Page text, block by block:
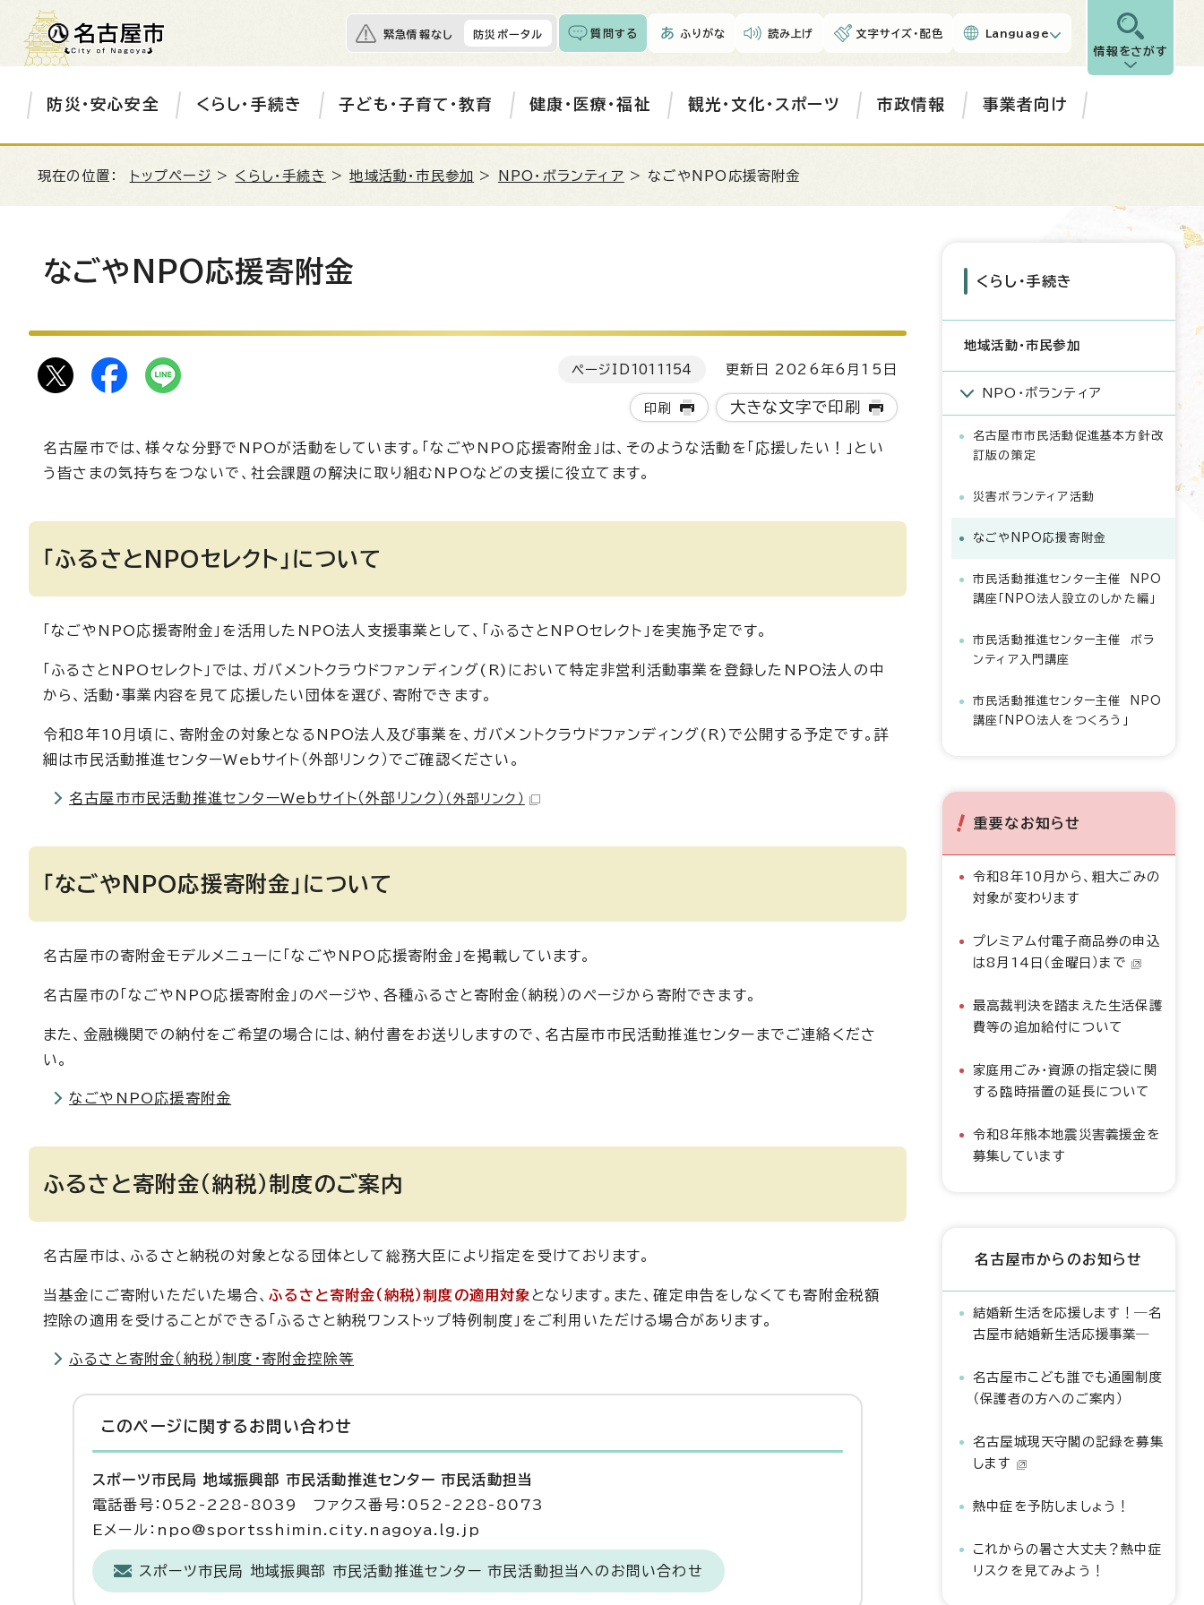
緊急情報なし 防災ポータル 質問する ふりがな 読み上げ 文字サイズ・配色 Language
情報をさがす
防災・安心安全 くらし・手続き 子ども・子育て・教育 健康・医療・福祉 観光・文化・スポーツ 市政情報 事業者向け
現在の位置： トップページ > くらし・手続き >地域活動・市民参加 > NPO・ボランティア > なごやNPO応援寄附金
なごやNPO応援寄附金
ページID 1011154 更新日 2026年6月15日
印刷 大きな文字で印刷
名古屋市では、様々な分野でNPOが活動をしています。「なごやNPO応援寄附金」は、そのような活動を「応援したい！」とい
う皆さまの気持ちをつないで、社会課題の解決に取り組むNPOなどの支援に役立てます。
「ふるさとNPOセレクト」について
「なごやNPO応援寄附金」を活用したNPO法人支援事業として、「ふるさとNPOセレクト」を実施予定です。
「ふるさとNPOセレクト」では、ガバメントクラウドファンディング(R)において特定非営利活動事業を登録したNPO法人の中
から、活動・事業内容を見て応援したい団体を選び、寄附できます。
令和8年10月頃に、寄附金の対象となるNPO法人及び事業を、ガバメントクラウドファンディング(R)で公開する予定です。詳
細は市民活動推進センターWebサイト（外部リンク）でご確認ください。
名古屋市市民活動推進センターWebサイト（外部リンク） （外部リンク）
「なごやNPO応援寄附金」について
名古屋市の寄附金モデルメニューに「なごやNPO応援寄附金」を掲載しています。
名古屋市の「なごやNPO応援寄附金」のページや、各種ふるさと寄附金（納税）のページから寄附できます。
また、金融機関での納付をご希望の場合には、納付書をお送りしますので、名古屋市市民活動推進センターまでご連絡くださ
い。
なごやNPO応援寄附金
ふるさと寄附金（納税）制度のご案内
名古屋市は、ふるさと納税の対象となる団体として総務大臣により指定を受けております。
当基金にご寄附いただいた場合、 ふるさと寄附金（納税）制度の適用対象 となります。また、確定申告をしなくても寄附金税額
控除の適用を受けることができる「ふるさと納税ワンストップ特例制度」をご利用いただける場合があります。
ふるさと寄附金（納税）制度・寄附金控除等
このページに関する お問い合わせ
スポーツ市民局 地域振興部 市民活動推進センター 市民活動担当
電話番号：052-228-8039 ファクス番号：052-228-8073
Eメール：npo@sportsshimin.city.nagoya.lg.jp
スポーツ市民局 地域振興部 市民活動推進センター 市民活動担当へのお問い合わせ
くらし・手続き
地域活動・市民参加
NPO・ボランティア
名古屋市市民活動促進基本方針改
訂版の策定
災害ボランティア活動
なごやNPO応援寄附金
市民活動推進センター主催 NPO
講座「NPO法人設立のしかた編」
市民活動推進センター主催 ボラ
ンティア入門講座
市民活動推進センター主催 NPO
講座「NPO法人をつくろう」
重要なお知らせ
令和8年10月から、粗大ごみの
対象が変わります
プレミアム付電子商品券の申込
は8月14日（金曜日）まで
最高裁判決を踏まえた生活保護
費等の追加給付について
家庭用ごみ・資源の指定袋に関
する臨時措置の延長について
令和8年熊本地震災害義援金を
募集しています
名古屋市からのお知らせ
結婚新生活を応援します！―名
古屋市結婚新生活応援事業―
名古屋市こども誰でも通園制度
（保護者の方へのご案内）
名古屋城現天守閣の記録を募集
します
熱中症を予防しましょう！
これからの暑さ大丈夫？熱中症
リスクを見てみよう！